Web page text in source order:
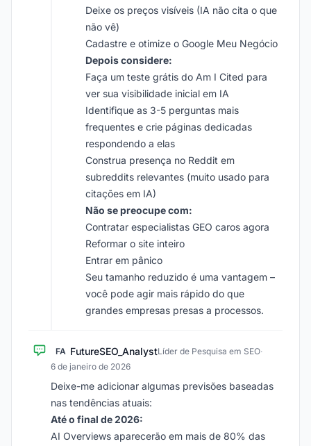
Deixe os preços visíveis (IA não cita o que
não vê)
Cadastre e otimize o Google Meu Negócio
Depois considere:
Faça um teste grátis do Am I Cited para
ver sua visibilidade inicial em IA
Identifique as 3-5 perguntas mais
frequentes e crie páginas dedicadas
respondendo a elas
Construa presença no Reddit em
subreddits relevantes (muito usado para
citações em IA)
Não se preocupe com:
Contratar especialistas GEO caros agora
Reformar o site inteiro
Entrar em pânico
Seu tamanho reduzido é uma vantagem –
você pode agir mais rápido do que
grandes empresas presas a processos.
FA FutureSEO_AnalystLíder de Pesquisa em SEO·
6 de janeiro de 2026
Deixe-me adicionar algumas previsões baseadas
nas tendências atuais:
Até o final de 2026:
AI Overviews aparecerão em mais de 80% das